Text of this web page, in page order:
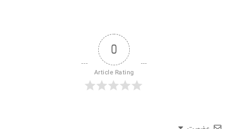
0
Article Rating